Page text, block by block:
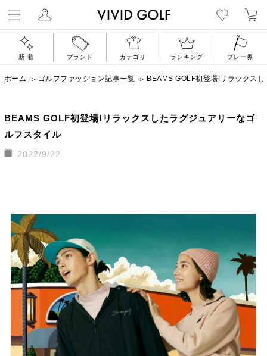
ゴルフウェア通
新 着 ブランド カテゴリ ランキング プレー券
ホーム ゴルフファッション記事一覧 BEAMS GOLF初登場!リラックス
BEAMS GOLF初登場!リラックスしたラグジュアリーなゴ
ルフスタイル
2022/9/22